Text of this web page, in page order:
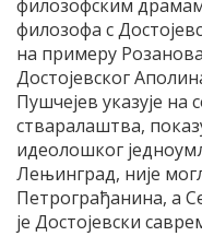
филозофским
филозофа с
на примеру
Достојевског
Пушчејев указује
стваралаштва,
идеолошког
Лењинград, није
Петрограђанина, а
је Достојевски